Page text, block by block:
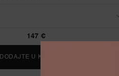
147 €
DODAJTE U KOŠARICU